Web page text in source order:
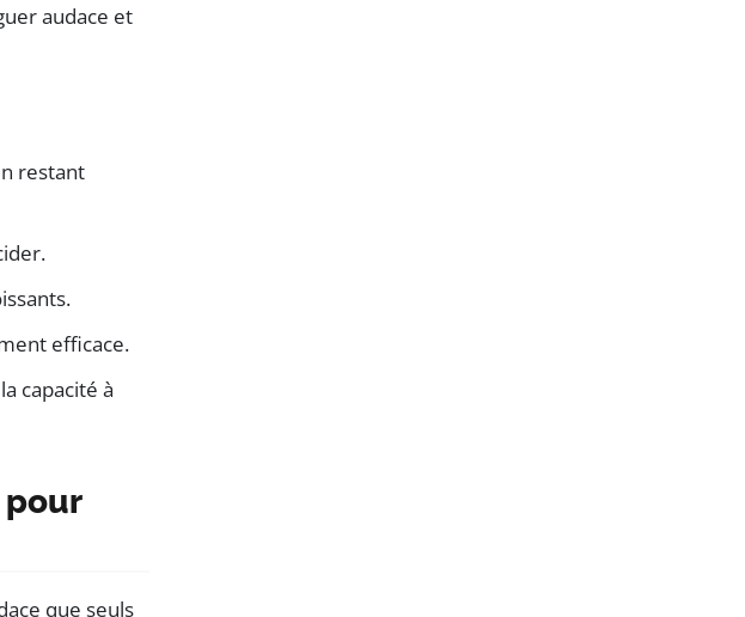
audace et
restant
efficace.
capacité à
pour
que seuls